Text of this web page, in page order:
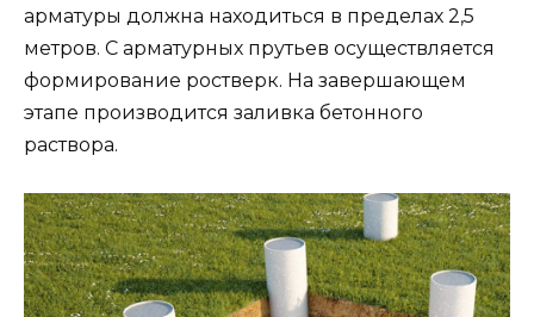
арматуры должна находиться в пределах 2,5
метров. С арматурных прутьев осуществляется
формирование ростверк. На завершающем
этапе производится заливка бетонного
раствора.